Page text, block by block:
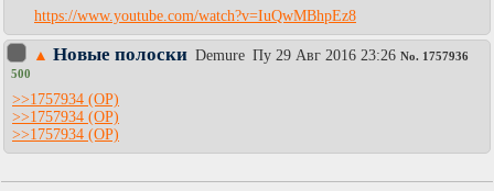
https://www.youtube.com/watch?v=IuQwMBhpEz8
▲ Новые полоски Demure Пy 29 Авг 2016 23:26 No. 1757936
500
>>1757934
>>1757934
>>1757934